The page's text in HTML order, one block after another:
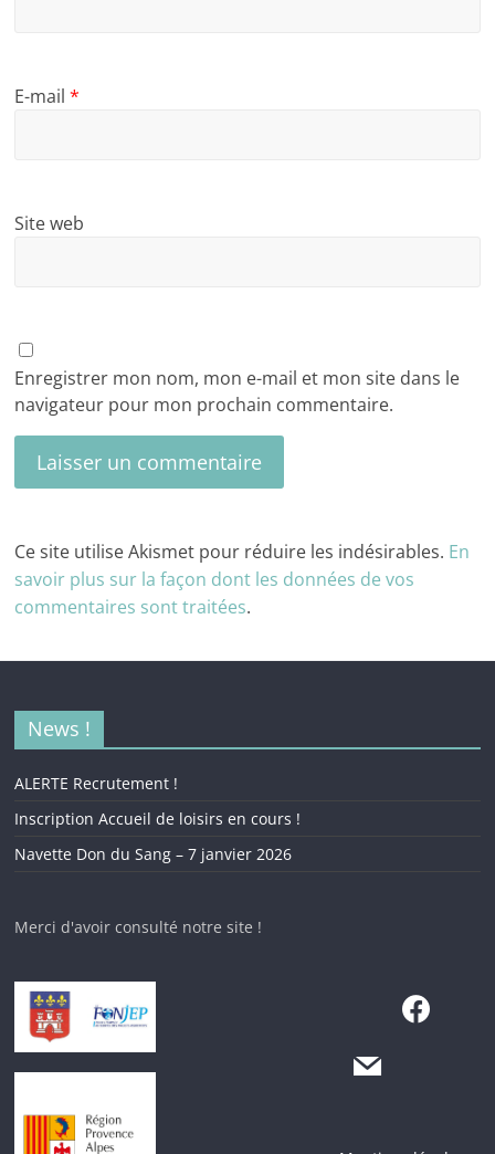
E-mail*
Site web
Enregistrer mon nom, mon e-mail et mon site dans le
navigateur pour mon prochain commentaire.
Ce site utilise Akismet pour réduire les indésirables. En
savoir plus sur la façon dont les données de vos
commentaires sont traitées.
News !
ALERTE Recrutement !
Inscription Accueil de loisirs en cours !
Navette Don du Sang – 7 janvier 2026
Merci d'avoir consulté notre site !